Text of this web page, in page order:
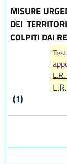
MISURE
DEI
COLPITI DAI
(1)